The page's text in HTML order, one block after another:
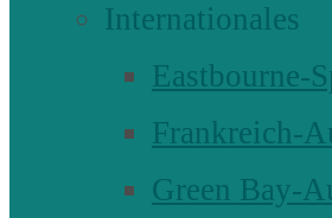
Internationales
Eastbourne-
Frankreich-
Green Bay-